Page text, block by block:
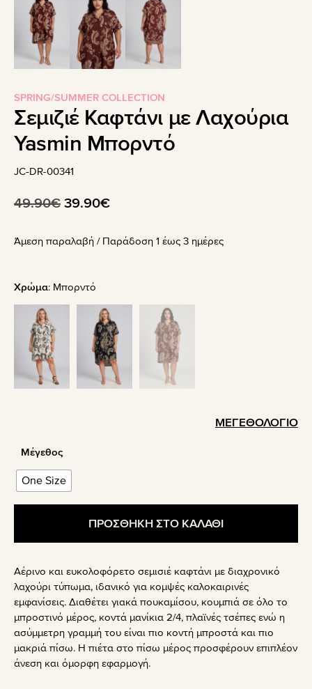
SPRING/SUMMER COLLECTION
Σεμιζιέ Καφτάνι με Λαχούρια
Yasmin Μπορντό
JC-DR-00341
49.90€ Original
was:
39.90€Η
τιμή
Άμεση παραλαβή / Παράδoση 1 έως 3 ημέρες
Χρώμα: Μπορντό
ΜΕΓΕΘΟΛΟΓΙΟ
Μέγεθος
One Size
ΠΡΟΣΘΗΚΗ ΣΤΟ ΚΑΛΑΘΙ
Αέρινο και ευκολοφόρετο σεμισιέ καφτάνι με διαχρονικό
λαχούρι τύπωμα, ιδανικό για κομψές καλοκαιρινές
εμφανίσεις. Διαθέτει γιακά πουκαμίσου, κουμπιά σε όλο το
μπροστινό μέρος, κοντά μανίκια 2/4, πλαϊνές τσέπες ενώ η
ασύμμετρη γραμμή του είναι πιο κοντή μπροστά και πιο
μακριά πίσω. Η πιέτα στο πίσω μέρος προσφέρουν επιπλέον
άνεση και όμορφη εφαρμογή.